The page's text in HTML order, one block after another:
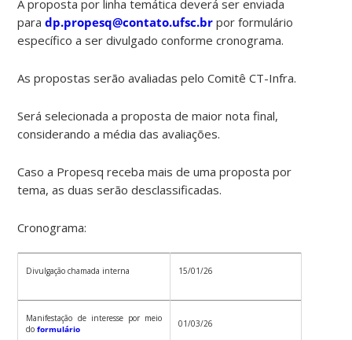
A proposta por linha temática deverá ser enviada
paradp.propesq@contato.ufsc.br por formulário
específico a ser divulgado conforme cronograma.
As propostas serão avaliadas pelo Comitê CT-Infra.
Será selecionada a proposta de maior nota final,
considerando a média das avaliações.
Caso a Propesq receba mais de uma proposta por
tema, as duas serão desclassificadas.
Cronograma:
Divulgação chamada interna 15/01/26
Manifestação de interesse por meio
doformulário 01/03/26